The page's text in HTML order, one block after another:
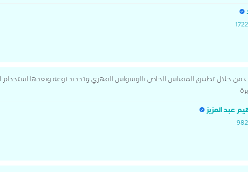
1722
من خلال تطبيق المقياس الخاص بالوسواس القهري وتحديد نوعه وبعدها
عبد العزيز
982